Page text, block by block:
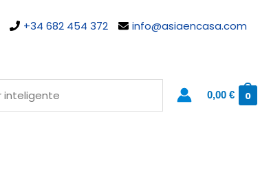
+34 682 454 372 info@asiaencasa.com
0,00 € 0